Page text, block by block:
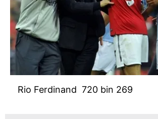
Rio Ferdinand 720 bin 269